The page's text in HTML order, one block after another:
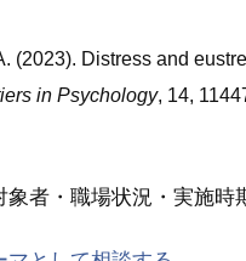
(2023). Distress and
in Psychology, 14,
者・職場状況・実施時